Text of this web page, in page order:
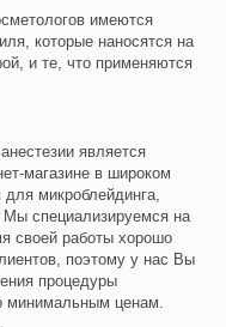
имеются
которые наносятся на
и те, что применяются
является
магазине в широком
микроблейдинга,
специализируемся на
своей работы хорошо
поэтому у нас Вы
процедуры
минимальным ценам.